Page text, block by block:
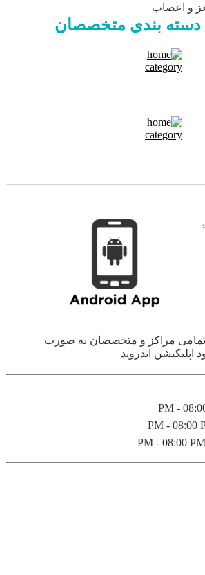
و اعصاب
دسته بندی متخصصان
مراکز و متخصصان به صورت
اپلیکیشن اندروید